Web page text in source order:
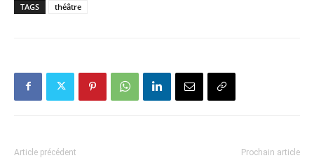
TAGS théâtre
Article précédent Prochain article